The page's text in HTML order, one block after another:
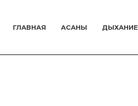
ГЛАВНАЯ АСАНЫ ДЫХАНИЕ